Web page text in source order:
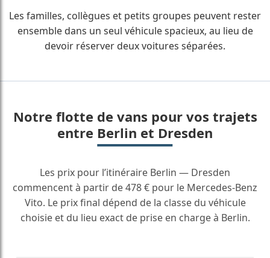
Les familles, collègues et petits groupes peuvent rester
ensemble dans un seul véhicule spacieux, au lieu de
devoir réserver deux voitures séparées.
Notre flotte de vans pour vos trajets
entre Berlin et Dresden
Les prix pour l’itinéraire Berlin — Dresden
commencent à partir de 478 € pour le Mercedes-Benz
Vito. Le prix final dépend de la classe du véhicule
choisie et du lieu exact de prise en charge à Berlin.